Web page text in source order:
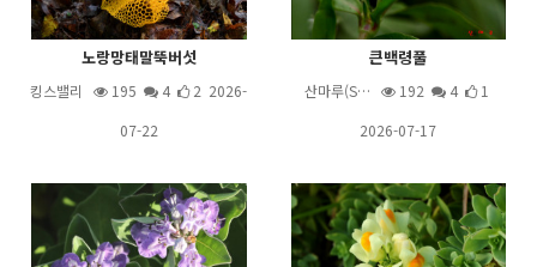
노랑망태말뚝버섯
킹스밸리 195 4
2 2026-
07-22
큰백령풀
산마루(S… 192 4
1
2026-07-17